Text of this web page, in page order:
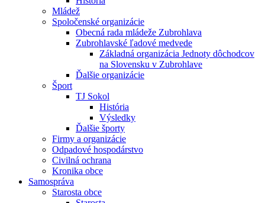
Mládež
Spoločenské organizácie
Obecná rada mládeže Zubrohlava
Zubrohlavské ľadové medvede
Základná organizácia Jednoty dôchodcov
na Slovensku v Zubrohlave
Ďalšie organizácie
Šport
TJ Sokol
História
Výsledky
Ďalšie športy
Firmy a organizácie
Odpadové hospodárstvo
Civilná ochrana
Kronika obce
Samospráva
Starosta obce